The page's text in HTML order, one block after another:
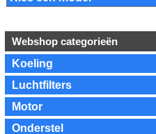
Webshop categorieën
Koeling
Luchtfilters
Motor
Onderstel